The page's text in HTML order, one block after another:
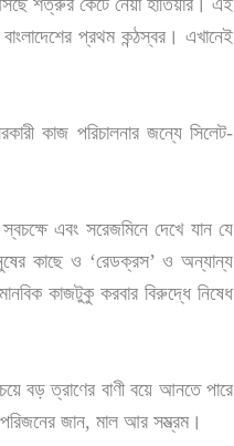
শত্রুর কেটে নেয়া হাতিয়ার। এই
প্রথম কন্ঠস্বর। এখানেই
কাজ পরিচালনার জন্যে সিলেট-
এবং সরেজমিনে দেখে যান যে
কাছে ও ‘রেডক্রস’ ও অন্যান্য
কাজটুকু করবার বিরুদ্ধে নিষেধ
বড় ত্রাণের বাণী বয়ে আনতে পারে
পরিজনের জান, মাল আর সম্ভ্রম।